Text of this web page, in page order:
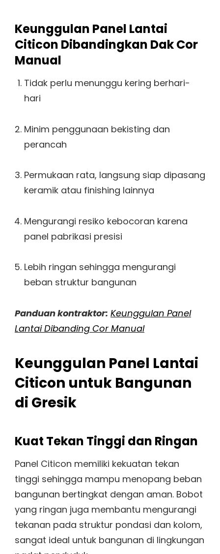
Keunggulan Panel Lantai
Citicon Dibandingkan Dak Cor
Manual
Tidak perlu menunggu kering berhari-
hari
Minim penggunaan bekisting dan
perancah
Permukaan rata, langsung siap dipasang
keramik atau finishing lainnya
Mengurangi resiko kebocoran karena
panel pabrikasi presisi
Lebih ringan sehingga mengurangi
beban struktur bangunan
Panduan kontraktor: Keunggulan Panel
Lantai Dibanding Cor Manual
Keunggulan Panel Lantai
Citicon untuk Bangunan
di Gresik
Kuat Tekan Tinggi dan Ringan
Panel Citicon memiliki kekuatan tekan
tinggi sehingga mampu menopang beban
bangunan bertingkat dengan aman. Bobot
yang ringan juga membantu mengurangi
tekanan pada struktur pondasi dan kolom,
sangat ideal untuk bangunan di lingkungan